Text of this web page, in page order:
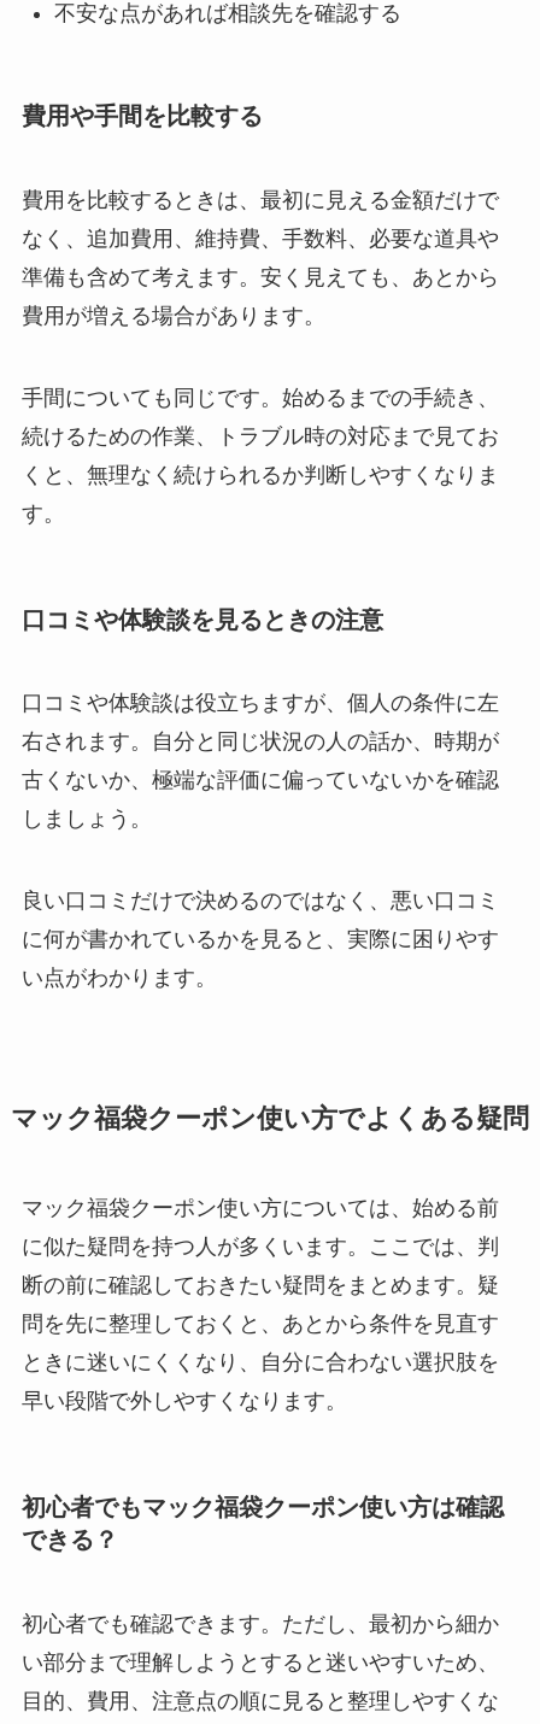
不安な点があれば相談先を確認する
費用や手間を比較する
費用を比較するときは、最初に見える金額だけで
なく、追加費用、維持費、手数料、必要な道具や
準備も含めて考えます。安く見えても、あとから
費用が増える場合があります。
手間についても同じです。始めるまでの手続き、
続けるための作業、トラブル時の対応まで見てお
くと、無理なく続けられるか判断しやすくなりま
す。
口コミや体験談を見るときの注意
口コミや体験談は役立ちますが、個人の条件に左
右されます。自分と同じ状況の人の話か、時期が
古くないか、極端な評価に偏っていないかを確認
しましょう。
良い口コミだけで決めるのではなく、悪い口コミ
に何が書かれているかを見ると、実際に困りやす
い点がわかります。
マック福袋クーポン使い方でよくある疑問
マック福袋クーポン使い方については、始める前
に似た疑問を持つ人が多くいます。ここでは、判
断の前に確認しておきたい疑問をまとめます。疑
問を先に整理しておくと、あとから条件を見直す
ときに迷いにくくなり、自分に合わない選択肢を
早い段階で外しやすくなります。
初心者でもマック福袋クーポン使い方は確認
できる？
初心者でも確認できます。ただし、最初から細か
い部分まで理解しようとすると迷いやすいため、
目的、費用、注意点の順に見ると整理しやすくな